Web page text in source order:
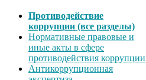
Противодействие
коррупции (все разделы)
Нормативные правовые и
иные акты в сфере
противодействия коррупции
Антикоррупционная